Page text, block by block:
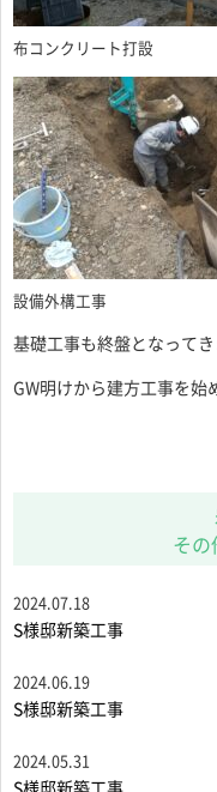
布コンクリート打設
設備外構工事
基礎工事も終盤となってき
GW明けから建方工事を始
その
2024.07.18
S様邸新築工事
2024.06.19
S様邸新築工事
2024.05.31
S様邸新築工事